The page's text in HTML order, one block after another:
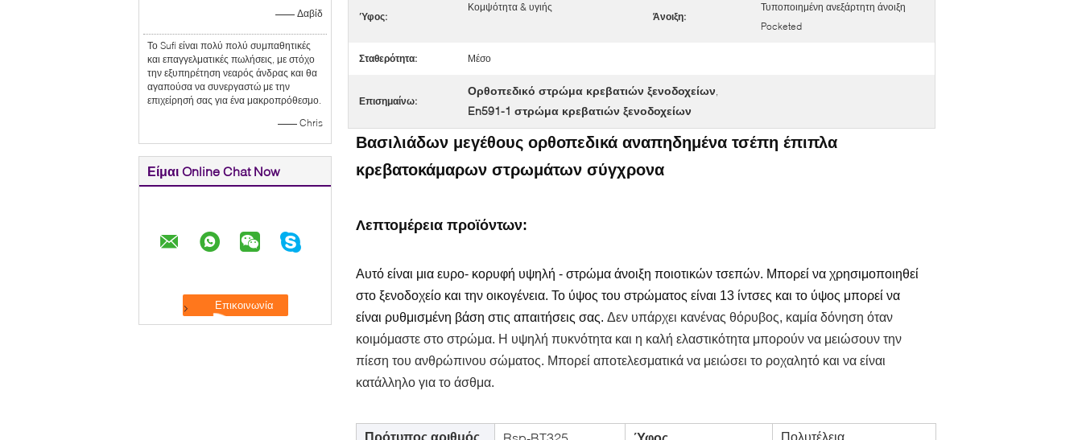
—— Δαβίδ
Το Sufi είναι πολύ πολύ συμπαθητικές
και επαγγελματικές πωλήσεις, με στόχο
την εξυπηρέτηση νεαρός άνδρας και θα
αγαπούσα να συνεργαστώ με την
επιχείρησή σας για ένα μακροπρόθεσμο.
—— Chris
Είμαι Online Chat Now
Ύφος:
Κομψότητα & υγιής
Άνοιξη:
Τυποποιημένη ανεξάρτητη άνοιξη
Pocketed
Σταθερότητα: Μέσο
Επισημαίνω:
Ορθοπεδικό στρώμα κρεβατιών ξενοδοχείων,
En591-1 στρώμα κρεβατιών ξενοδοχείων
Βασιλιάδων μεγέθους ορθοπεδικά αναπηδημένα τσέπη έπιπλα
κρεβατοκάμαρων στρωμάτων σύγχρονα
Λεπτομέρεια προϊόντων:
Αυτό είναι μια ευρο- κορυφή υψηλή - στρώμα άνοιξη ποιοτικών τσεπών. Μπορεί να χρησιμοποιηθεί
στο ξενοδοχείο και την οικογένεια. Το ύψος του στρώματος είναι 13 ίντσες και το ύψος μπορεί να
είναι ρυθμισμένη βάση στις απαιτήσεις σας. Δεν υπάρχει κανένας θόρυβος, καμία δόνηση όταν
κοιμόμαστε στο στρώμα. Η υψηλή πυκνότητα και η καλή ελαστικότητα μπορούν να μειώσουν την
πίεση του ανθρώπινου σώματος. Μπορεί αποτελεσματικά να μειώσει το ροχαλητό και να είναι
κατάλληλο για το άσθμα.
Πρότυπος αριθμός Πολυτέλεια